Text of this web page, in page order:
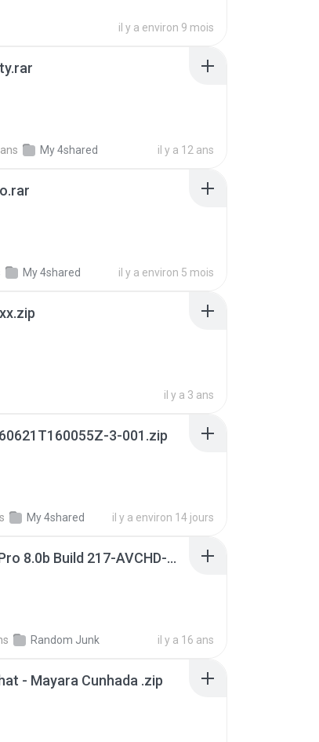
il y a environ 9 mois
My 4shared il y a 12 ans
My 4shared il y a environ 5 mois
il y a 3 ans
3-001.zip
My 4shared il y a environ 14 jours
Sony Vegas Pro 8.0b Build 217-AVCHD-MPG-AC3 FIXED.7z
Random Junk il y a 16 ans
- Mayara Cunhada .zip